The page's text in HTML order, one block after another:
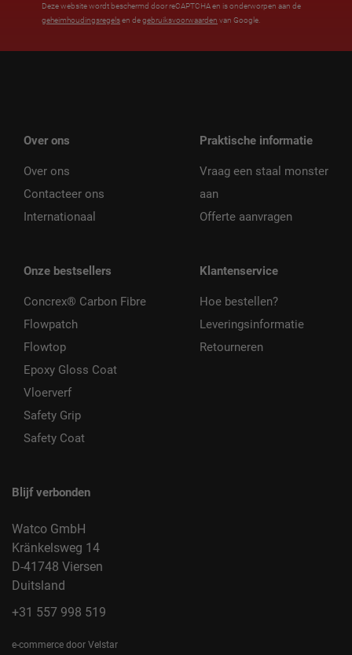
Deze website wordt beschermd door reCAPTCHA en is onderworpen aan de
geheimhoudingsregelsen degebruiksvoorwaarden van Google.
Over ons
Over ons
Contacteer ons
Internationaal
Onze bestsellers
Concrex® Carbon Fibre
Flowpatch
Flowtop
Epoxy Gloss Coat
Vloerverf
Safety Grip
Safety Coat
Praktische informatie
Vraag een staal monster
aan
Offerte aanvragen
Klantenservice
Hoe bestellen?
Leveringsinformatie
Retourneren
Blijf verbonden
Watco GmbH
Kränkelsweg 14
D-41748 Viersen
Duitsland
+31 557 998 519
e-commerce door Velstar